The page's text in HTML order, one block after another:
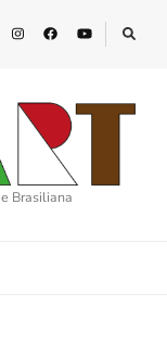
Brasiliana